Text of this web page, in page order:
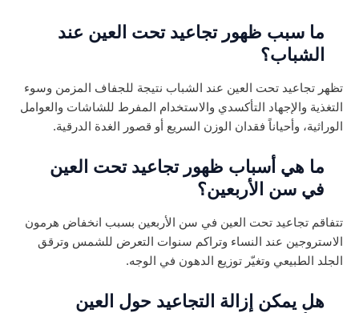
ما سبب ظهور تجاعيد تحت العين عند
الشباب؟
تظهر تجاعيد تحت العين عند الشباب نتيجة للجفاف المزمن وسوء
التغذية والإجهاد التأكسدي والاستخدام المفرط للشاشات والعوامل
الوراثية، وأحياناً فقدان الوزن السريع أو قصور الغدة الدرقية.
ما هي أسباب ظهور تجاعيد تحت العين
في سن الأربعين؟
تتفاقم تجاعيد تحت العين في سن الأربعين بسبب انخفاض هرمون
الاستروجين عند النساء وتراكم سنوات التعرض للشمس وترقق
الجلد الطبيعي وتغيّر توزيع الدهون في الوجه.
هل يمكن إزالة التجاعيد حول العين